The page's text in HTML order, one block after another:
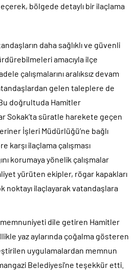
bölgede detaylı bir ilaçlama
daha sağlıklı ve güvenli
amacıyla ilçe
çalışmalarını aralıksız devam
gelen taleplere de
Bu doğrultuda Hamitler
Sokak’ta süratle harekete geçen
İşleri Müdürlüğü’ne bağlı
karşı ilaçlama çalışması
korumaya yönelik çalışmalar
yürüten ekipler, rögar kapakları
noktayı ilaçlayarak vatandaşlara
memnuniyeti dile getiren Hamitler
yaz aylarında çoğalma gösteren
uygulamalardan memnun
Belediyesi’ne teşekkür etti.